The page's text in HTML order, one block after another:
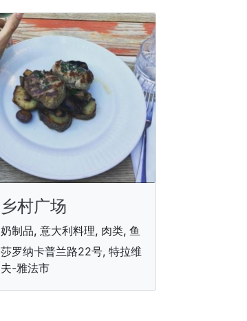
乡村广场
奶制品, 意大利料理, 肉类, 鱼
莎罗纳卡普兰路22号, 特拉维
夫-雅法市